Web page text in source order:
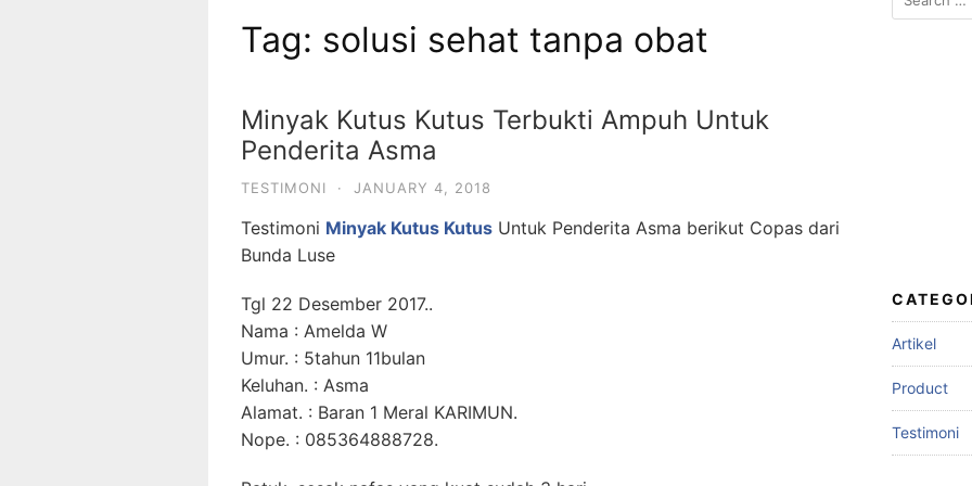
Tag: solusi sehat tanpa obat
Minyak Kutus Kutus Terbukti Ampuh Untuk
Penderita Asma
TESTIMONI · JANUARY 4, 2018
Testimoni Minyak Kutus Kutus Untuk Penderita Asma berikut Copas dari
Bunda Luse
Tgl 22 Desember 2017..
Nama : Amelda W
Umur. : 5tahun 11bulan
Keluhan. : Asma
Alamat. : Baran 1 Meral KARIMUN.
Nope. : 085364888728.
for:
Artikel
Product
Testimoni